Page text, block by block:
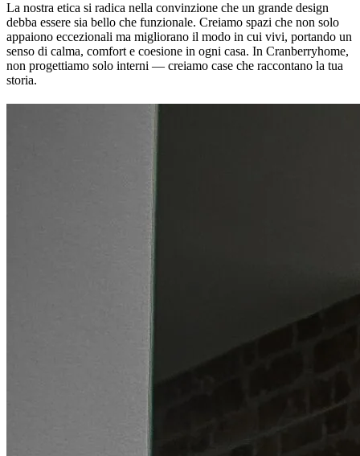
La nostra etica si radica nella convinzione che un grande design
debba essere sia bello che funzionale. Creiamo spazi che non solo
appaiono eccezionali ma migliorano il modo in cui vivi, portando un
senso di calma, comfort e coesione in ogni casa. In Cranberryhome,
non progettiamo solo interni — creiamo case che raccontano la tua
storia.